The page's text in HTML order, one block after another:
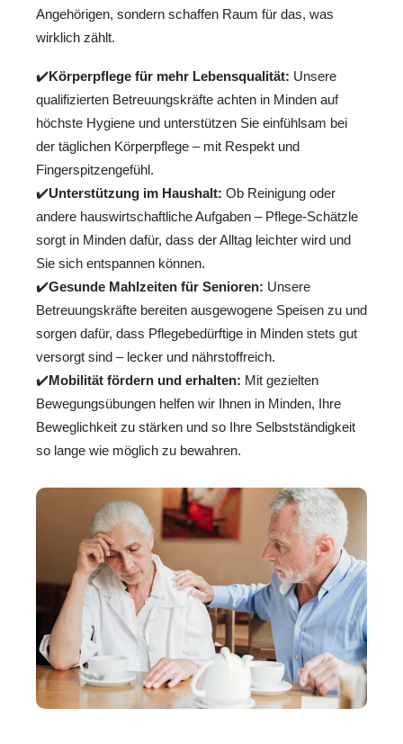
Angehörigen, sondern schaffen Raum für das, was
wirklich zählt.
✔️Körperpflege für mehr Lebensqualität: Unsere
qualifizierten Betreuungskräfte achten in Minden auf
höchste Hygiene und unterstützen Sie einfühlsam bei
der täglichen Körperpflege – mit Respekt und
Fingerspitzengefühl.
✔️Unterstützung im Haushalt: Ob Reinigung oder
andere hauswirtschaftliche Aufgaben – Pflege-Schätzle
sorgt in Minden dafür, dass der Alltag leichter wird und
Sie sich entspannen können.
✔️Gesunde Mahlzeiten für Senioren: Unsere
Betreuungskräfte bereiten ausgewogene Speisen zu und
sorgen dafür, dass Pflegebedürftige in Minden stets gut
versorgt sind – lecker und nährstoffreich.
✔️Mobilität fördern und erhalten: Mit gezielten
Bewegungsübungen helfen wir Ihnen in Minden, Ihre
Beweglichkeit zu stärken und so Ihre Selbstständigkeit
so lange wie möglich zu bewahren.